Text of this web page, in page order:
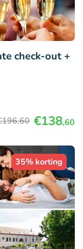
check-out +
,60 €138,60
35% korting